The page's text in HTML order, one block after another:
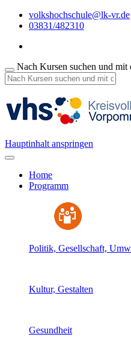
volkshochschule@lk-vr.de
03831/482310
Nach Kursen suchen und mit
Hauptinhalt anspringen
Home
Programm
Politik, Gesellschaft,
Kultur, Gestalten
Gesundheit